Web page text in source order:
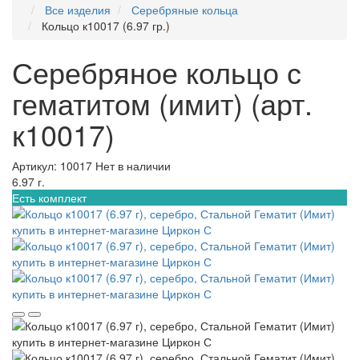
Все изделия
Серебряные кольца
Кольцо к10017 (6.97 гр.)
Серебряное кольцо с
гематитом (имит) (арт.
к10017)
Артикул: 10017 Нет в наличии
6.97 г.
Есть комплект